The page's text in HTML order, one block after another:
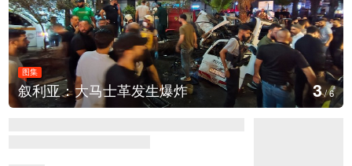
图集
云南弥勒：欢庆火把节 4/6